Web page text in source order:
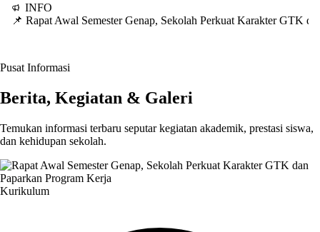
INFO
📌 Rapat Awal Semester Genap, Sekolah Perkuat Karakter GTK
Pusat Informasi
Berita, Kegiatan & Galeri
Temukan informasi terbaru seputar kegiatan akademik, prestasi siswa,
dan kehidupan sekolah.
Kurikulum